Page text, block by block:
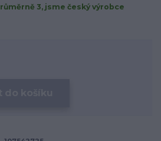
3, jsme český výrobce